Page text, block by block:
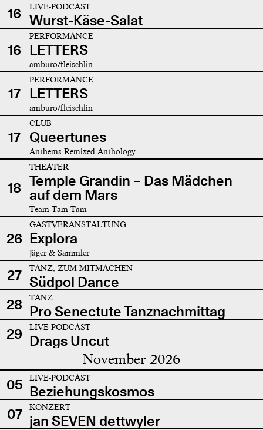
16 LIVE-PODCAST
Wurst-Käse-Salat
16
PERFORMANCE
LETTERS
amburo/fleischlin
17
PERFORMANCE
LETTERS
amburo/fleischlin
17
CLUB
Queertunes
Anthems Remixed Anthology
18
THEATER
Temple Grandin – Das Mädchen
auf dem Mars
Team Tam Tam
26
GASTVERANSTALTUNG
Explora
Jäger & Sammler
27 TANZ, ZUM MITMACHEN
Südpol Dance
28
TANZ
Pro Senectute Tanznachmittag
29
LIVE-PODCAST
Drags Uncut
November 2026
05 LIVE-PODCAST
Beziehungskosmos
07
KONZERT
jan SEVEN dettwyler